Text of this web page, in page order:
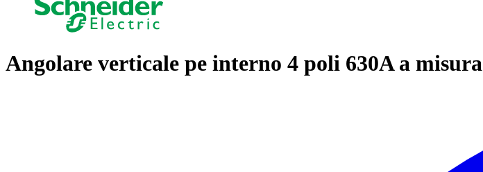
Angolare verticale pe interno 4 poli 630A a misura